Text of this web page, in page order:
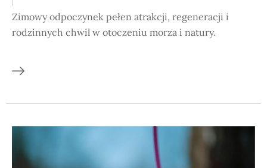
Zimowy odpoczynek pełen atrakcji, regeneracji i
rodzinnych chwil w otoczeniu morza i natury.